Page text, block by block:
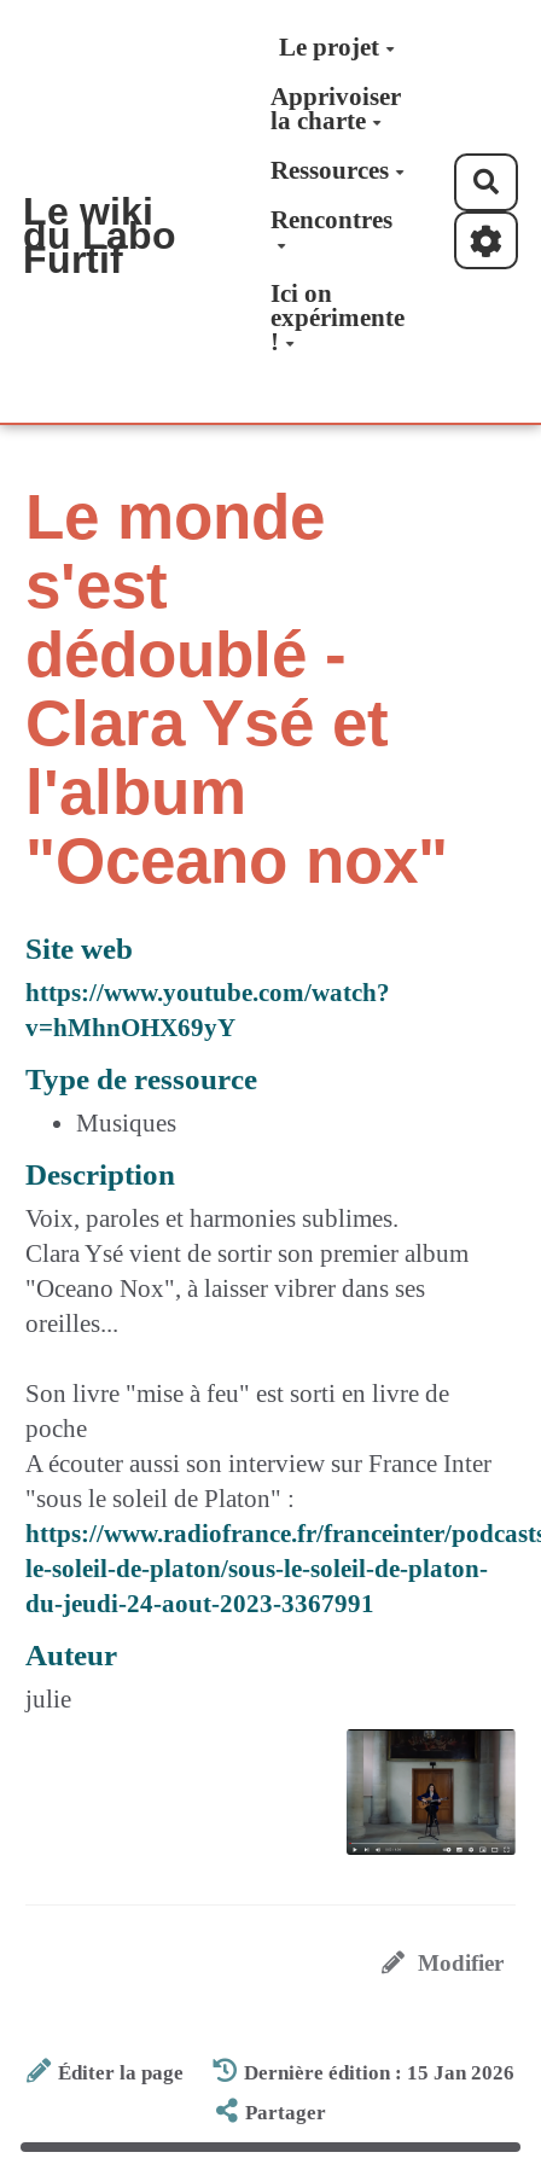
Aller au contenu principal
Le wiki
du Labo
Furtif
Le projet
Apprivoiser
la charte
Ressources
Rencontres
Ici on
expérimente
!
Le monde
s'est
dédoublé -
Clara Ysé et
l'album
"Oceano nox"
Site web
https://www.youtube.com/watch?
v=hMhnOHX69yY
Type de ressource
Musiques
Description
Voix, paroles et harmonies sublimes.
Clara Ysé vient de sortir son premier album
"Oceano Nox", à laisser vibrer dans ses
oreilles...
Son livre "mise à feu" est sorti en livre de
poche
A écouter aussi son interview sur France Inter
"sous le soleil de Platon" :
https://www.radiofrance.fr/franceinter/
le-soleil-de-platon/sous-le-soleil-de-platon-
du-jeudi-24-aout-2023-3367991
Auteur
julie
Modifier
Éditer la page
Dernière édition : 15 Jan 2026
Partager